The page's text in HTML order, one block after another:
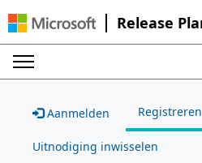
Release
Aanmelden Registreren
Uitnodiging inwisselen